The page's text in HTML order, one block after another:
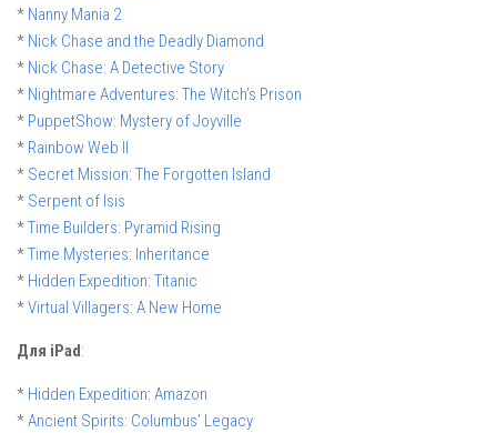
* Nanny Mania 2
* Nick Chase and the Deadly Diamond
* Nick Chase: A Detective Story
* Nightmare Adventures: The Witch’s Prison
* PuppetShow: Mystery of Joyville
* Rainbow Web II
* Secret Mission: The Forgotten Island
* Serpent of Isis
*Time Builders: Pyramid Rising
*Time Mysteries: Inheritance
* Hidden Expedition: Titanic
*Virtual Villagers: A New Home
Для iPad :
* Hidden Expedition: Amazon
*Ancient Spirits: Columbus’ Legacy